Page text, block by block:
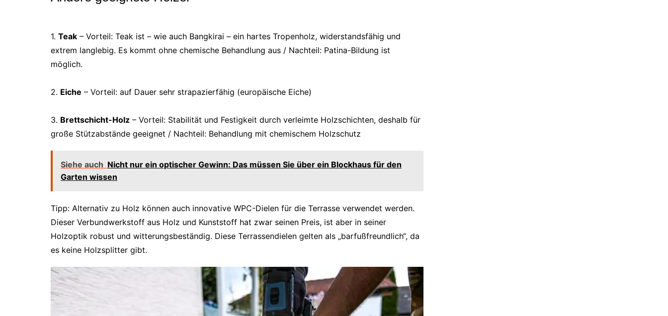
1. Teak – Vorteil: Teak ist – wie auch Bangkirai – ein hartes Tropenholz, widerstandsfähig und
extrem langlebig. Es kommt ohne chemische Behandlung aus / Nachteil: Patina-Bildung ist
möglich.
2. Eiche – Vorteil: auf Dauer sehr strapazierfähig (europäische Eiche)
3. Brettschicht-Holz – Vorteil: Stabilität und Festigkeit durch verleimte Holzschichten, deshalb für
große Stützabstände geeignet / Nachteil: Behandlung mit chemischem Holzschutz
Siehe auch Nicht nur ein optischer Gewinn: Das müssen Sie über ein Blockhaus für den
Garten wissen
Tipp: Alternativ zu Holz können auch innovative WPC-Dielen für die Terrasse verwendet werden.
Dieser Verbundwerkstoff aus Holz und Kunststoff hat zwar seinen Preis, ist aber in seiner
Holzoptik robust und witterungsbeständig. Diese Terrassendielen gelten als „barfußfreundlich“, da
es keine Holzsplitter gibt.